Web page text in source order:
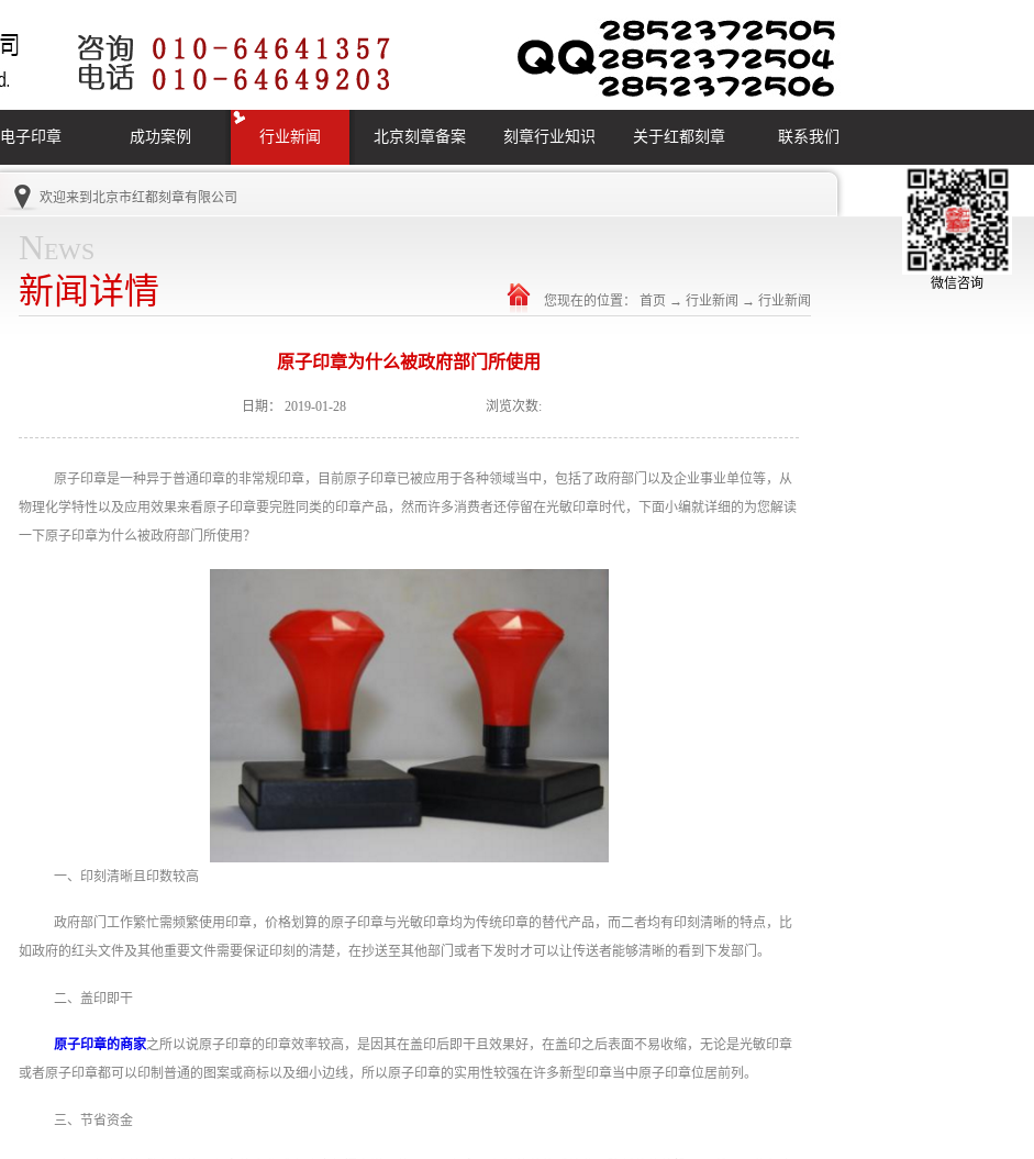
电子印章 成功案例 行业新闻 北京刻章备案 刻章行业知识 关于红都刻章 联系我们
欢迎来到 北京市红都刻章有限公司
News
新闻详情
您现在的位置： 首页 → 行业新闻 → 行业新闻
原子印章为什么被政府部门所使用
日期： 2019-01-28 浏览次数:
原子印章是一种异于普通印章的非常规印章，目前原子印章已被应用于各种领域当中，包括了政府部门以及企业事业单位等，从
物理化学特性以及应用效果来看原子印章要完胜同类的印章产品，然而许多消费者还停留在光敏印章时代，下面小编就详细的为您解读
一下原子印章为什么被政府部门所使用？
一、印刻清晰且印数较高
政府部门工作繁忙需频繁使用印章，价格划算的原子印章与光敏印章均为传统印章的替代产品，而二者均有印刻清晰的特点，比
如政府的红头文件及其他重要文件需要保证印刻的清楚，在抄送至其他部门或者下发时才可以让传送者能够清晰的看到下发部门。
二、盖印即干
原子印章的商家之所以说原子印章的印章效率较高，是因其在盖印后即干且效果好，在盖印之后表面不易收缩，无论是光敏印章
或者原子印章都可以印制普通的图案或商标以及细小边线，所以原子印章的实用性较强在许多新型印章当中原子印章位居前列。
三、节省资金
微信咨询